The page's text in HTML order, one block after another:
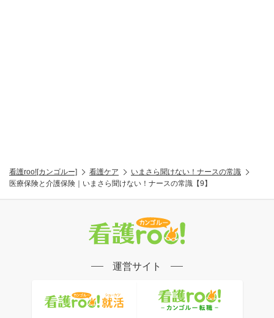
看護roo![カンゴルー] 看護ケア
いまさら聞けない！ナースの常識
医療保険と介護保険｜いまさら聞けない！ナースの常識【9】
運営サイト